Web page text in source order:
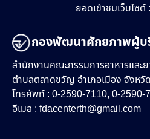
ยอดเข้าชมเว็บไซ
กองพัฒนาศักยภาพผู้บ
สำนักงานคณะกรรมการอาหารและ
ตำบลตลาดขวัญ อำเภอเมือง จังห
โทรศัพท์ : 0-2590-7110, 0-2590-
อีเมล : fdacenterth@gmail.com